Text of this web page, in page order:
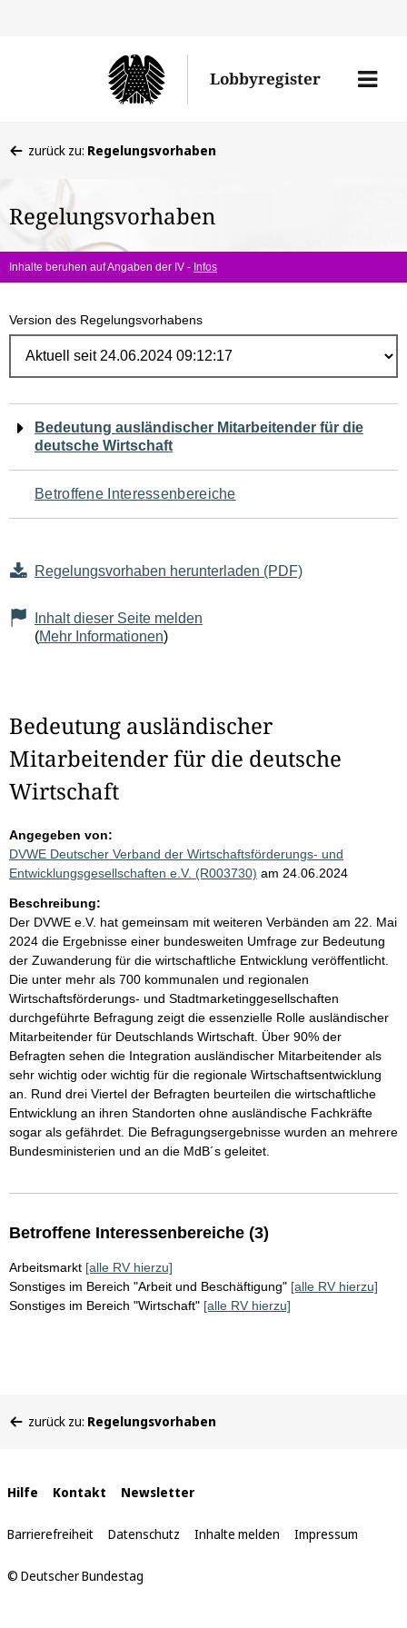
Lobbyregister
Menü
befinden
hier:
zurück zu: Regelungsvorhaben
Regelungsvorhaben
Inhalte beruhen auf Angaben der IV - Infos
Version des Regelungsvorhabens
Navigation
für
den
Bedeutung ausländischer Mitarbeitender für die
deutsche Wirtschaft
Betroffene Interessenbereiche
Regelungsvorhaben herunterladen (PDF)
Inhalt dieser Seite melden
(Mehr Informationen)
Bedeutung ausländischer
Mitarbeitender für die deutsche
Wirtschaft
Angegeben von:
DVWE Deutscher Verband der Wirtschaftsförderungs- und
Entwicklungsgesellschaften e.V. (R003730) am 24.06.2024
Beschreibung:
Der DVWE e.V. hat gemeinsam mit weiteren Verbänden am 22. Mai
2024 die Ergebnisse einer bundesweiten Umfrage zur Bedeutung
der Zuwanderung für die wirtschaftliche Entwicklung veröffentlicht.
Die unter mehr als 700 kommunalen und regionalen
Wirtschaftsförderungs- und Stadtmarketinggesellschaften
durchgeführte Befragung zeigt die essenzielle Rolle ausländischer
Mitarbeitender für Deutschlands Wirtschaft. Über 90% der
Befragten sehen die Integration ausländischer Mitarbeitender als
sehr wichtig oder wichtig für die regionale Wirtschaftsentwicklung
an. Rund drei Viertel der Befragten beurteilen die wirtschaftliche
Entwicklung an ihren Standorten ohne ausländische Fachkräfte
sogar als gefährdet. Die Befragungsergebnisse wurden an mehrere
Bundesministerien und an die MdB´s geleitet.
Betroffene Interessenbereiche (3)
Arbeitsmarkt [alle RV hierzu]
Sonstiges im Bereich "Arbeit und Beschäftigung" [alle RV hierzu]
Sonstiges im Bereich "Wirtschaft" [alle RV hierzu]
befinden
zurück zu: Regelungsvorhaben
Interne
Links
Hilfe Kontakt Newsletter
Barrierefreiheit Datenschutz Inhalte melden Impressum
© Deutscher Bundestag